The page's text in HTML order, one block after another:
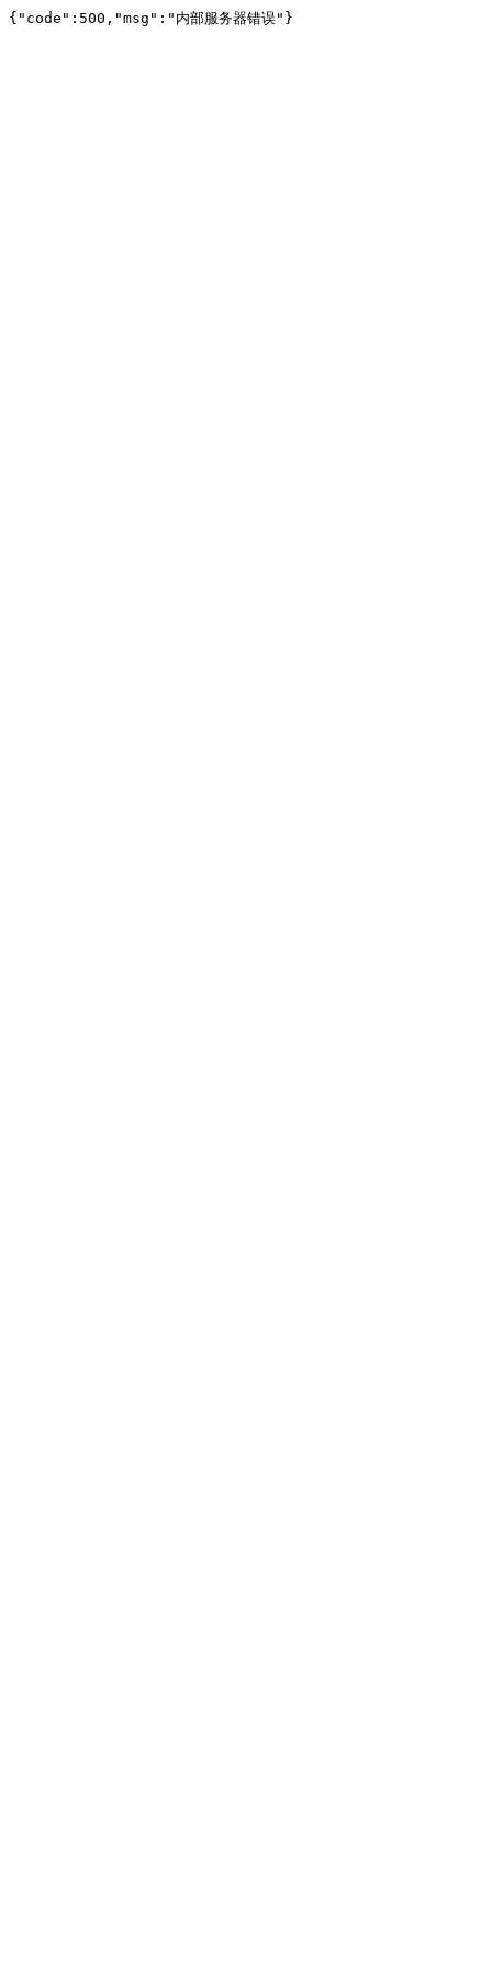
{"code":500,"msg":"内部服务器错误"}